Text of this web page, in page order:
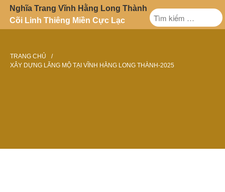
Sản Phẩm
Nghĩa Trang Vĩnh Hằng Long Thành
Cõi Linh Thiêng Miền Cực Lạc
TRANG CHỦ
/
XÂY DỰNG LĂNG MỘ TẠI VĨNH HẰNG LONG THÀNH-2025